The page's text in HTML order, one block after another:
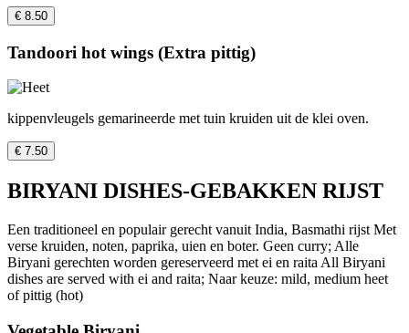
€ 8.50
Tandoori hot wings (Extra pittig)
kippenvleugels gemarineerde met tuin kruiden uit de klei oven.
€ 7.50
BIRYANI DISHES-GEBAKKEN RIJST
Een traditioneel en populair gerecht vanuit India, Basmathi rijst Met
verse kruiden, noten, paprika, uien en boter. Geen curry; Alle
Biryani gerechten worden gereserveerd met ei en raita All Biryani
dishes are served with ei and raita; Naar keuze: mild, medium heet
of pittig (hot)